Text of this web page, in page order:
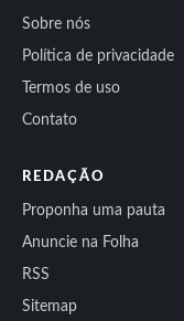
Sobre nós
Política de privacidade
Termos de uso
Contato
REDAÇÃO
Proponha uma pauta
Anuncie na Folha
RSS
Sitemap